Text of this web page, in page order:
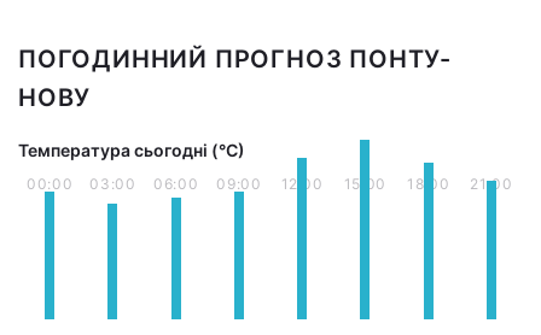
ПОГОДИННИЙ ПРОГНОЗ ПОНТУ-
НОВУ
Температура сьогодні (°С)
00:00 03:00 06:00 09:00 12:00 15:00 18:00 21:00